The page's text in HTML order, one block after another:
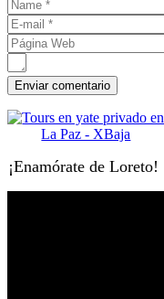
¡Enamórate de Loreto!